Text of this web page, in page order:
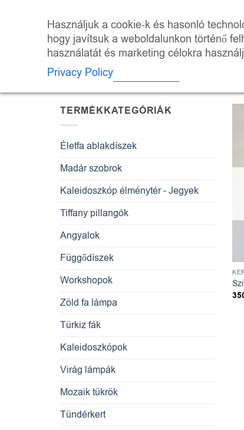
Használjuk a cookie-k és hasonló
hogy javítsuk a weboldalunkon történő
használatát és marketing célokra
Privacy Policy
ÜZLET
KEZDŐLAP
TERMÉKKATEGÓRIÁK
Életfa ablakdíszek
Madár szobrok
Kaleidoszkóp élménytér - Jegyek
Tiffany pillangók
Angyalok
Függődíszek
Workshopok
Zöld fa lámpa
Türkiz fák
Kaleidoszkópok
Virág lámpák
Mozaik tükrök
Tündérkert